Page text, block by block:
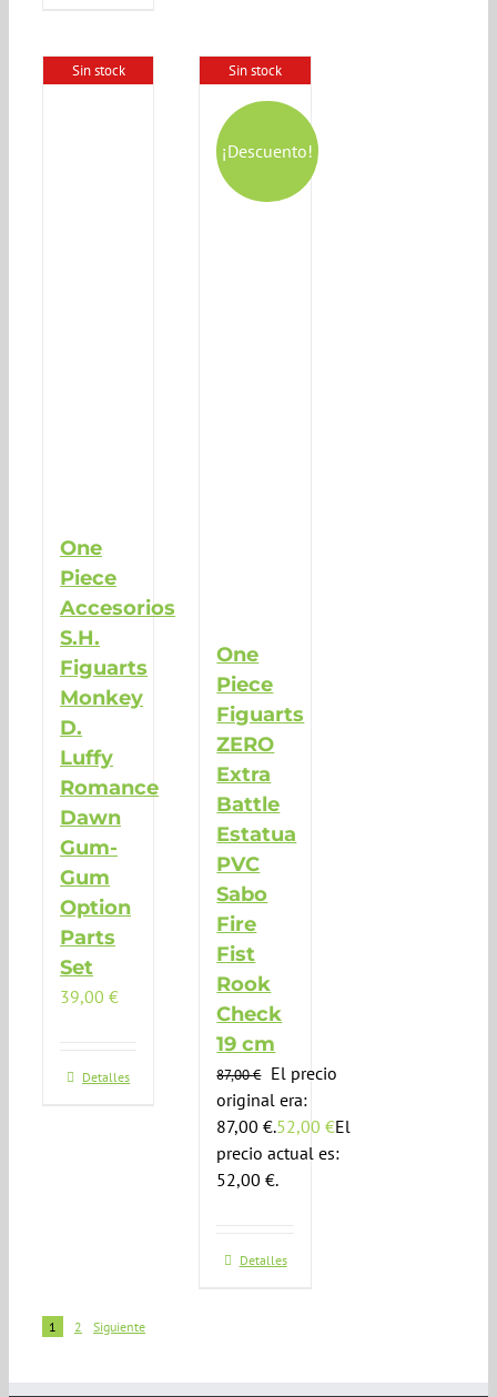
Sin stock
One
Piece
Accesorios
S.H.
Figuarts
Monkey
D.
Luffy
Romance
Dawn
Gum-
Gum
Option
Parts
Set
39,00 €
Detalles
Sin stock
¡Descuento!
One
Piece
Figuarts
ZERO
Extra
Battle
Estatua
PVC
Sabo
Fire
Fist
Rook
Check
19 cm
87,00€ El precio
original era:
87,00 €.52,00€El
precio actual es:
52,00 €.
Detalles
1 2 Siguiente